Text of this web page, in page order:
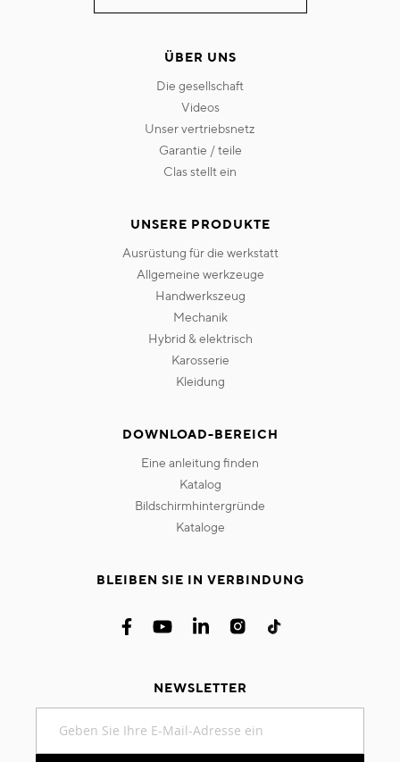
ÜBER UNS
die gesellschaft
videos
unser vertriebsnetz
garantie / teile
clas stellt ein
UNSERE PRODUKTE
ausrüstung für die werkstatt
allgemeine werkzeuge
handwerkszeug
mechanik
hybrid & elektrisch
karosserie
kleidung
DOWNLOAD-BEREICH
eine anleitung finden
katalog
bildschirmhintergründe
kataloge
BLEIBEN SIE IN VERBINDUNG
NEWSLETTER
sich